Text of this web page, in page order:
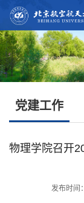
党建工作
物理学院召开
发布时